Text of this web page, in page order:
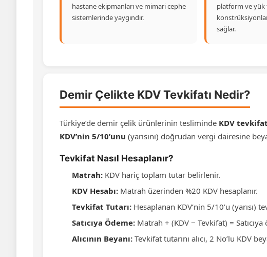
hastane ekipmanları ve mimari cephe
sistemlerinde yaygındır.
platform ve yük
sağlar.
Demir Çelikte KDV Tevkifatı Nedir?
Türkiye’de demir çelik ürünlerinin tesliminde KDV
KDV’nin 5/10’unu (yarısını) doğrudan vergi dairesine
Tevkifat Nasıl Hesaplanır?
Matrah: KDV hariç toplam tutar belirlenir.
KDV Hesabı: Matrah üzerinden %20 KDV hesaplanır.
Tevkifat Tutarı: Hesaplanan KDV’nin 5/10’u (yarısı)
Satıcıya Ödeme: Matrah + (KDV − Tevkifat) =
Alıcının Beyanı: Tevkifat tutarını alıcı, 2 No’lu KDV